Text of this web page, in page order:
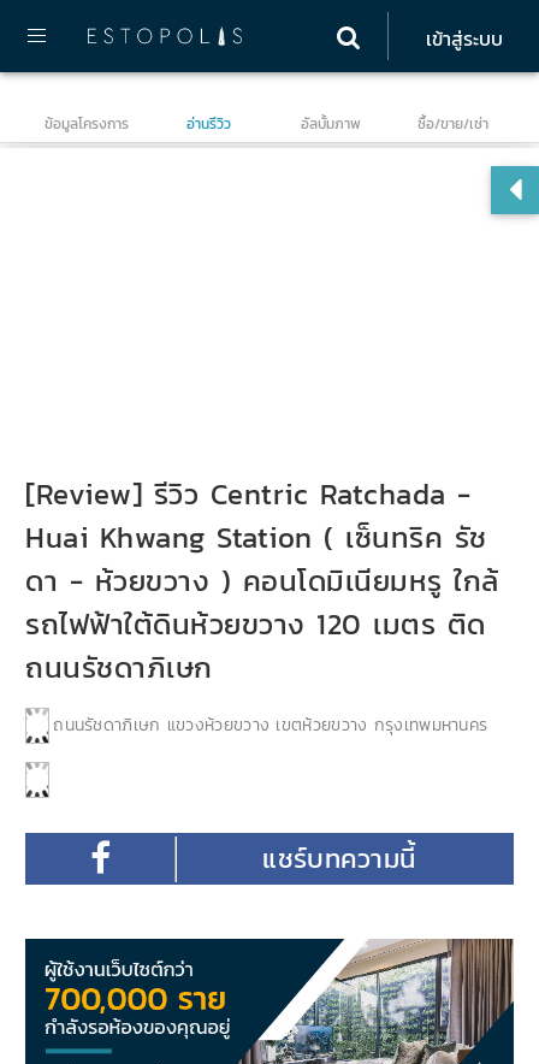
เข้าสู่ระบบ
ข้อมูลโครงการ อ่านรีวิว อัลบั้มภาพ ซื้อ/ขาย/เช่า
เ
[Review] รีวิว Centric Ratchada -
Huai Khwang Station ( เซ็นทริค รัช
ดา - ห้วยขวาง ) คอนโดมิเนียมหรู ใกล้
รถไฟฟ้าใต้ดินห้วยขวาง 120 เมตร ติด
ถนนรัชดาภิเษก
ถนนรัชดาภิเษก แขวงห้วยขวาง เขตห้วยขวาง กรุงเทพมหานคร